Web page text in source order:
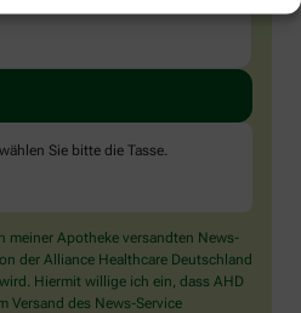
Sie bitte die Tasse
meiner Apotheke versandten News-
der Alliance Healthcare Deutschland
Hiermit willige ich ein, dass AHD
Versand des News-Service